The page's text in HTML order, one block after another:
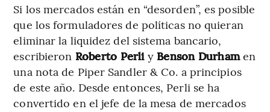
Si los mercados están en “desorden”, es posible
que los formuladores de políticas no quieran
eliminar la liquidez del sistema bancario,
escribieron Roberto Perliy Benson Durhamen
una nota de Piper Sandler & Co. a principios
de este año. Desde entonces, Perli se ha
convertido en el jefe de la mesa de mercados